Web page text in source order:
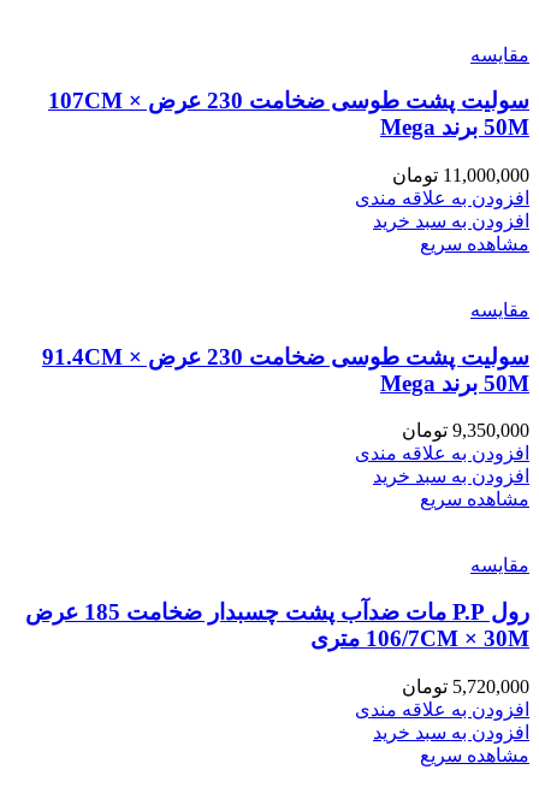
مقایسه
سولیت پشت طوسی ضخامت 230 عرض 107CM ×
50M برند Mega
11,000,000 تومان
افزودن به علاقه مندی
افزودن به سبد خرید
مشاهده سریع
مقایسه
سولیت پشت طوسی ضخامت 230 عرض 91.4CM ×
50M برند Mega
9,350,000 تومان
افزودن به علاقه مندی
افزودن به سبد خرید
مشاهده سریع
مقایسه
رول P.P مات ضدآب پشت چسبدار ضخامت 185 عرض
106/7CM × 30M متری
5,720,000 تومان
افزودن به علاقه مندی
افزودن به سبد خرید
مشاهده سریع